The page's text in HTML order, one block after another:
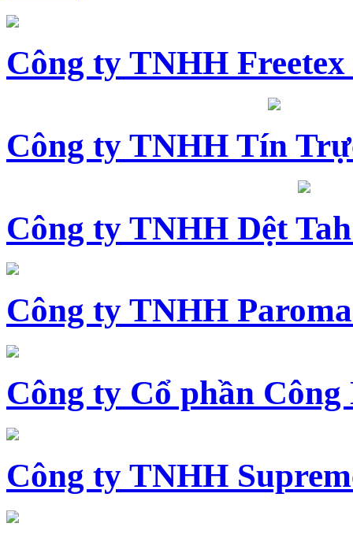
Công ty TNHH
Công ty TNHH Tín
Công ty TNHH Dệt
Công ty TNHH
Công ty Cổ phần Công
Công ty TNHH